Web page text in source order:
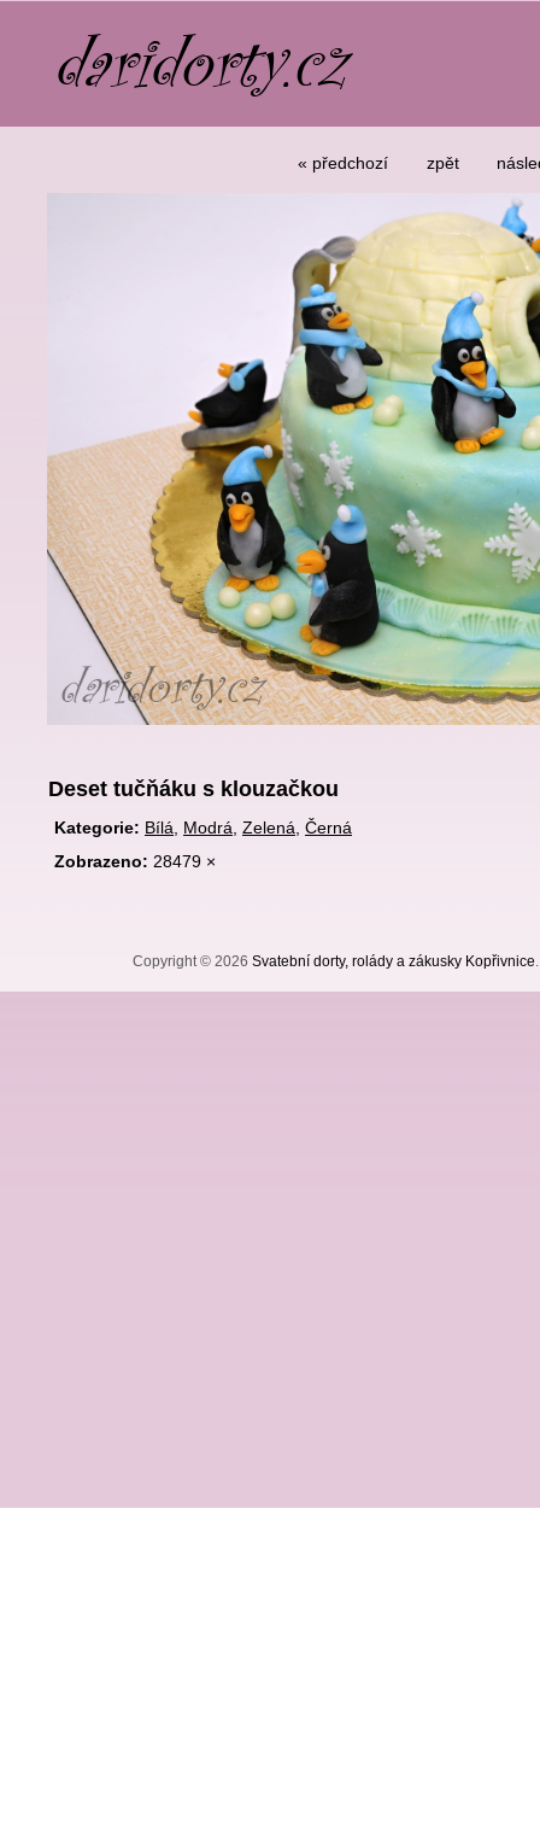
« předchozí zpět
Deset tučňáku s klouzačkou
Kategorie: Bílá, Modrá, Zelená, Černá
Zobrazeno: 28479 ×
Copyright © 2026 Svatební dorty, rolády a zákusky Kopřivnice